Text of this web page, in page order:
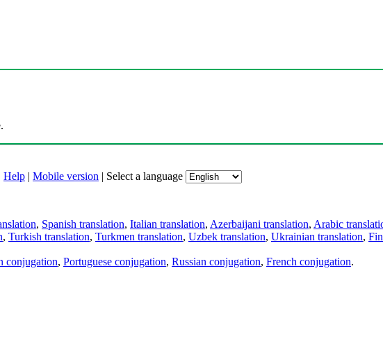
Help | Mobile version | Select a language
, Spanish translation, Italian translation, Azerbaijani translation, Arabic
, Turkish translation, Turkmen translation, Uzbek translation, Ukrainian translation,
conjugation, Portuguese conjugation, Russian conjugation, French conjugation.